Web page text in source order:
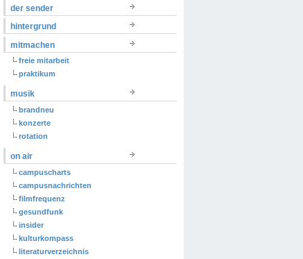
der sender
hintergrund
mitmachen
freie mitarbeit
praktikum
musik
brandneu
konzerte
rotation
on air
campuscharts
campusnachrichten
filmfrequenz
gesundfunk
insider
kulturkompass
literaturverzeichnis